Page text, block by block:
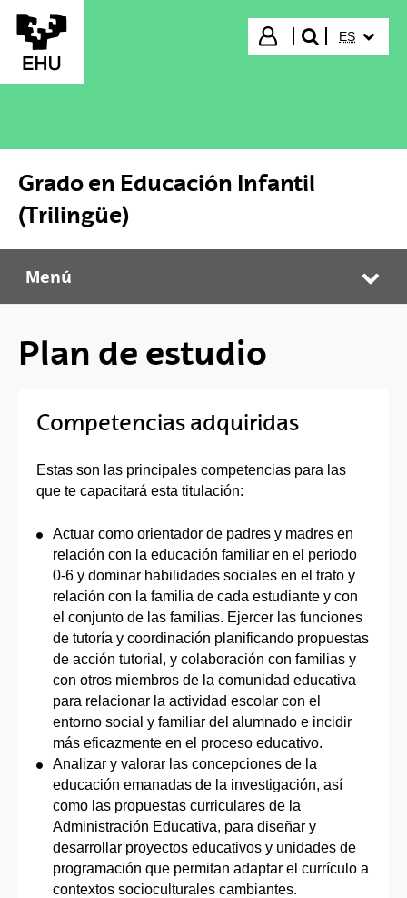
Saltar al contenido principal
Iniciar sesión
buscar"
ES
Grado en Educación Infantil
(Trilingüe)
Grado en Educación Infantil (Trilingüe)
Menú
Plan de estudio
Competencias adquiridas
Estas son las principales competencias para las
que te capacitará esta titulación:
Actuar como orientador de padres y madres en
relación con la educación familiar en el periodo
0-6 y dominar habilidades sociales en el trato y
relación con la familia de cada estudiante y con
el conjunto de las familias. Ejercer las funciones
de tutoría y coordinación planificando propuestas
de acción tutorial, y colaboración con familias y
con otros miembros de la comunidad educativa
para relacionar la actividad escolar con el
entorno social y familiar del alumnado e incidir
más eficazmente en el proceso educativo.
Analizar y valorar las concepciones de la
educación emanadas de la investigación, así
como las propuestas curriculares de la
Administración Educativa, para diseñar y
desarrollar proyectos educativos y unidades de
programación que permitan adaptar el currículo a
contextos socioculturales cambiantes.